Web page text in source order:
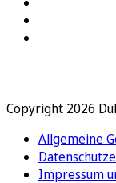
Copyright 2026
Allgemeine
Impressum